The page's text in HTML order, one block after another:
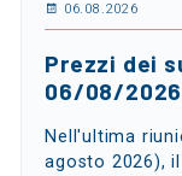
06.08.2026
Prezzi dei
06/08/2026
Nell'ultima
agosto 2026),